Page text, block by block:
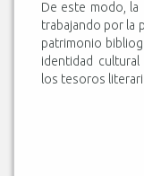
De este modo, la
trabajando por la
patrimonio
identidad
los tesoros